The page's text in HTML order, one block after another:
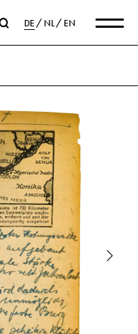
DE NL EN